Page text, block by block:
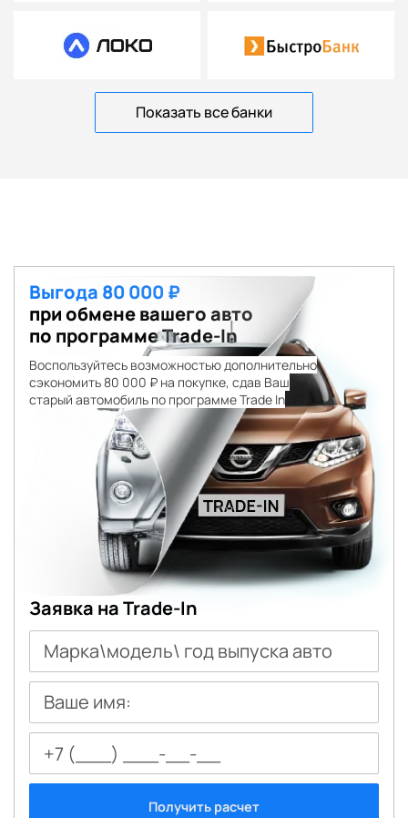
Показать все банки
Выгода 80 000 ₽
при обмене вашего авто
по программе Trade-In
Воспользуйтесь возможностью дополнительно
сэкономить 80 000 ₽ на покупке, сдав Ваш
старый автомобиль по программе Trade In
Заявка на Trade-In
Марка\модель\ год выпуска авто
Ваше имя:
Получить расчет